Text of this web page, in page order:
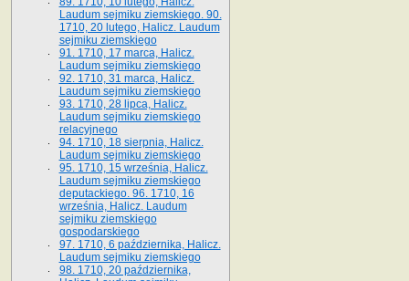
Laudum sejmiku ziemskiego. 90.
1710, 20 lutego, Halicz. Laudum
sejmiku ziemskiego
91. 1710, 17 marca, Halicz.
Laudum sejmiku ziemskiego
92. 1710, 31 marca, Halicz.
Laudum sejmiku ziemskiego
93. 1710, 28 lipca, Halicz.
Laudum sejmiku ziemskiego
relacyjnego
94. 1710, 18 sierpnia, Halicz.
Laudum sejmiku ziemskiego
95. 1710, 15 września, Halicz.
Laudum sejmiku ziemskiego
deputackiego. 96. 1710, 16
września, Halicz. Laudum
sejmiku ziemskiego
gospodarskiego
97. 1710, 6 października, Halicz.
Laudum sejmiku ziemskiego
98. 1710, 20 października,